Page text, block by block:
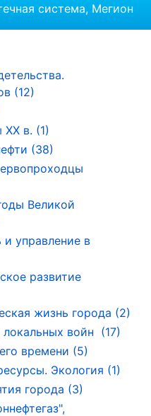
система, Мегион
(12)
в. (1)
(38)
Великой
и управление в
развитие
жизнь города (2)
войн (17)
времени (5)
Экология (1)
города (3)